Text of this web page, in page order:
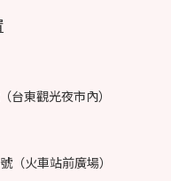
台東觀光夜市內）
（火車站前廣場）